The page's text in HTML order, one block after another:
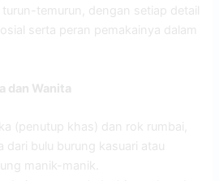
temurun, dengan setiap detail
serta peran pemakainya dalam
dan Wanita
(penutup khas) dan rok rumbai,
dari bulu burung kasuari atau
manik-manik.